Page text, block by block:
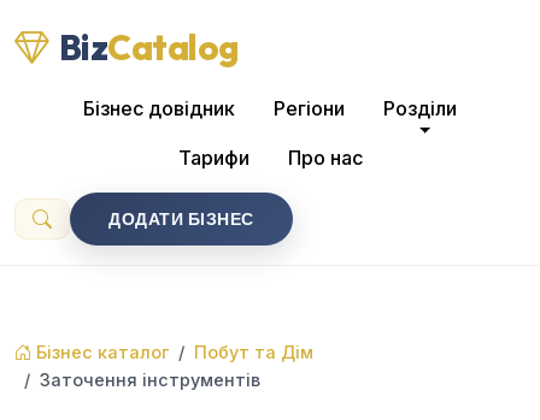
BizCatalog
Бізнес довідник Регіони Розділи
Тарифи Про нас
ДОДАТИ БІЗНЕС
Бізнес каталог
Побут та Дім
Заточення інструментів